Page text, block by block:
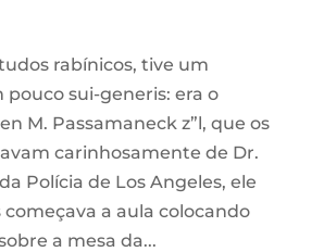
rabínicos, tive um
pouco sui-generis: era o
M. Passamaneck z”l, que os
carinhosamente de Dr.
Polícia de Los Angeles, ele
começava a aula colocando
a mesa da...